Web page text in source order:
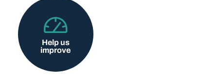
Help us
improve